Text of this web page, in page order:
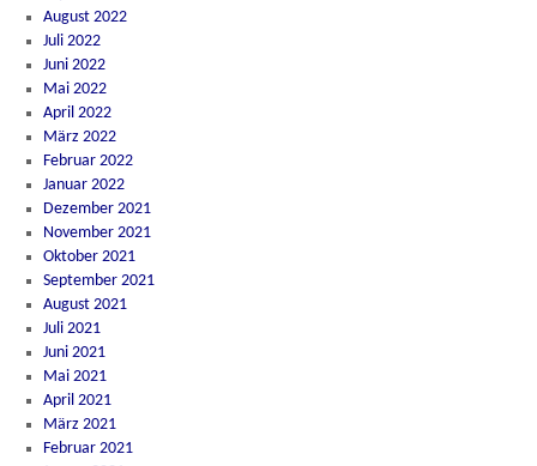
August 2022
Juli 2022
Juni 2022
Mai 2022
April 2022
März 2022
Februar 2022
Januar 2022
Dezember 2021
November 2021
Oktober 2021
September 2021
August 2021
Juli 2021
Juni 2021
Mai 2021
April 2021
März 2021
Februar 2021